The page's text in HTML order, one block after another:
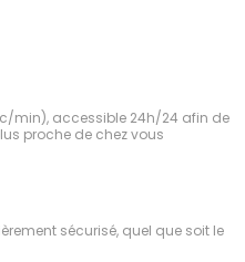
min), accessible 24h/24 afin de
proche de chez vous
sécurisé, quel que soit le